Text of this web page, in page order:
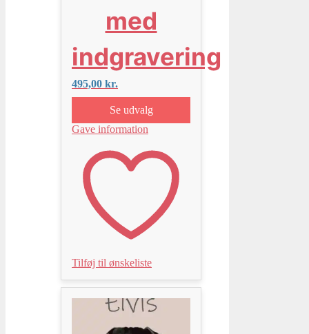
med
indgravering
495,00 kr.
Se udvalg
Gave information
Tilføj til ønskeliste